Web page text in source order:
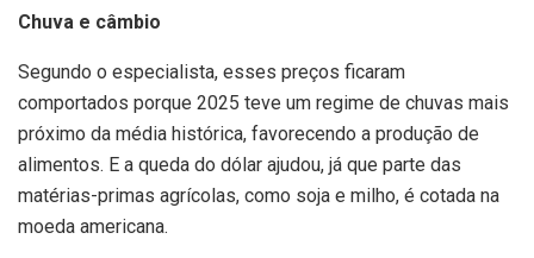
Chuva e câmbio
Segundo o especialista, esses preços ficaram
comportados porque 2025 teve um regime de chuvas mais
próximo da média histórica, favorecendo a produção de
alimentos. E a queda do dólar ajudou, já que parte das
matérias-primas agrícolas, como soja e milho, é cotada na
moeda americana.